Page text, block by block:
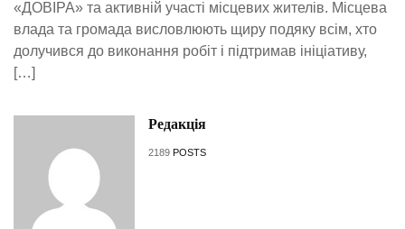
«ДОВІРА» та активній участі місцевих жителів. Місцева
влада та громада висловлюють щиру подяку всім, хто
долучився до виконання робіт і підтримав ініціативу,
[…]
Редакція
2189 POSTS